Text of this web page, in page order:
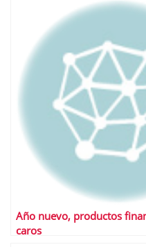
Año nuevo, productos
caros